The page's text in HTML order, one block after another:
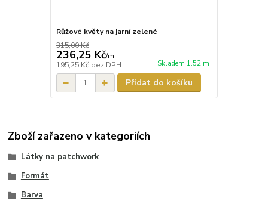
Růžové květy na jarní zelené
315,00 Kč
236,25 Kč/m
195,25 Kč bez DPH Skladem 1.52 m
Přidat do košíku
Zboží zařazeno v kategoriích
Látky na patchwork
Formát
Barva